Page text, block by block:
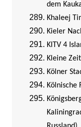
dem
Khaleej
Kieler
KITV 4
Kleine
Kölner
Kölnische